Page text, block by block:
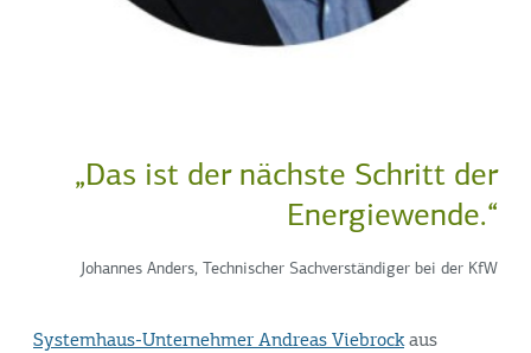
„Das ist der nächste Schritt der
Energiewende.“
Johannes Anders, Technischer Sachverständiger bei der KfW
Systemhaus-Unternehmer Andreas Viebrockaus